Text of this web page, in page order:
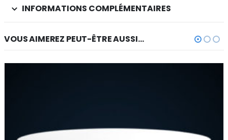
INFORMATIONS COMPLÉMENTAIRES
VOUS AIMEREZ PEUT-ÊTRE AUSSI…